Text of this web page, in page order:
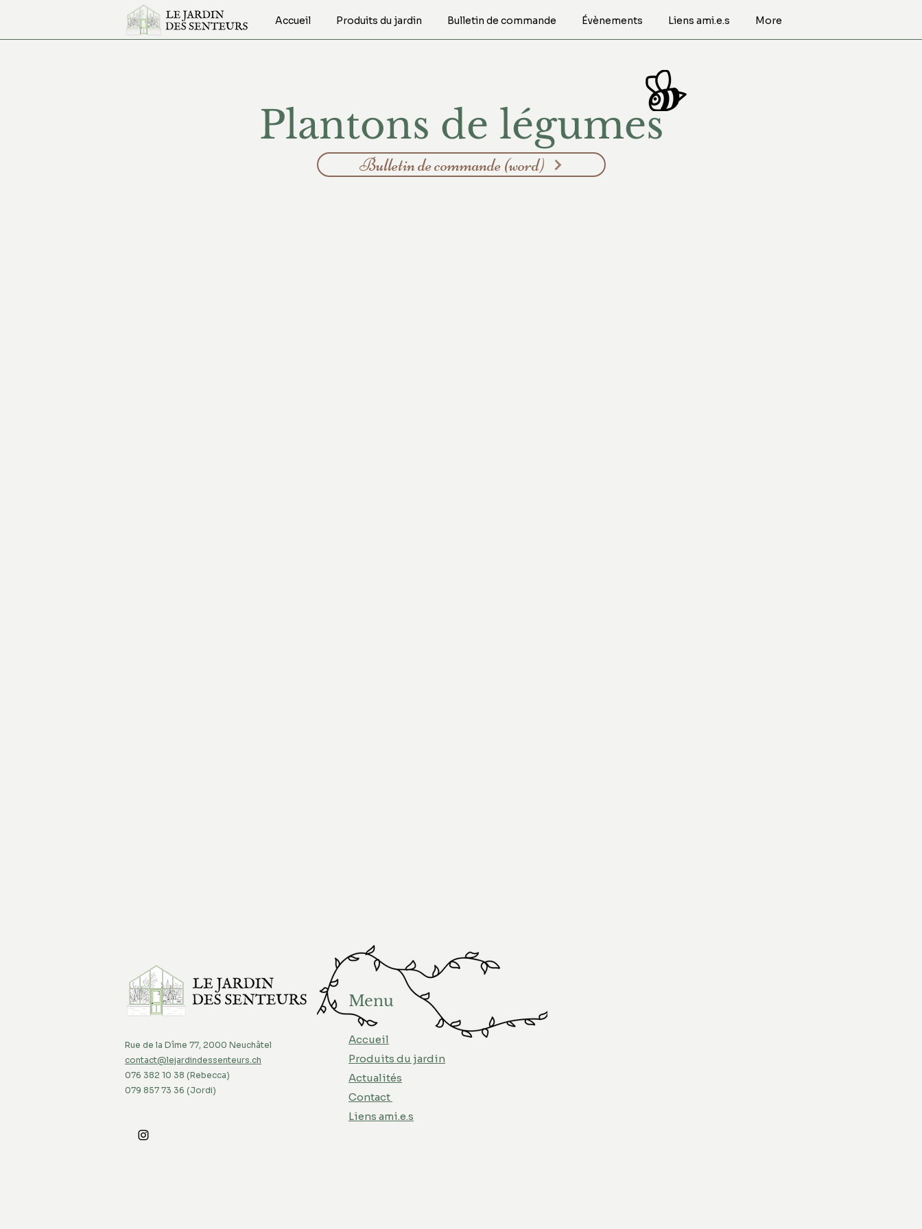
Accueil Produits du jardin Bulletin de commande Évènements Liens ami.e.s More
Plantons de légumes
Bulletin de commande (word)
Rue de la Dîme 77, 2000 Neuchâtel
contact@lejardindessenteurs.ch
076 382 10 38 (Rebecca)
079 857 73 36 (Jordi)
Menu
Accueil
Produits du jardin
Actualités
Contact
Liens ami.e.s